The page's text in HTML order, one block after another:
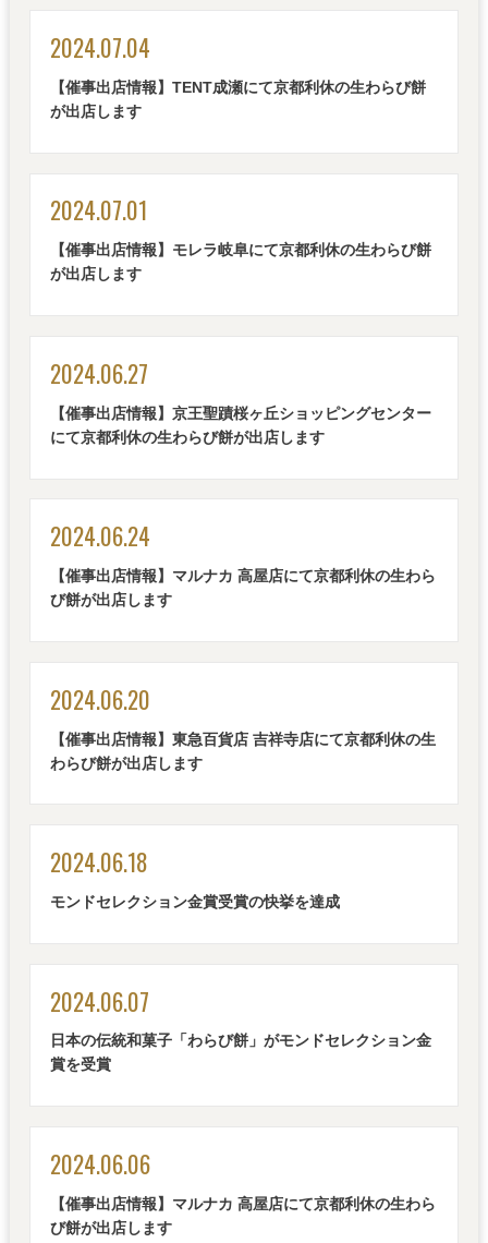
2024.07.04
【催事出店情報】TENT成瀬にて京都利休の生わらび餅
が出店します
2024.07.01
【催事出店情報】モレラ岐阜にて京都利休の生わらび餅
が出店します
2024.06.27
【催事出店情報】京王聖蹟桜ヶ丘ショッピングセンター
にて京都利休の生わらび餅が出店します
2024.06.24
【催事出店情報】マルナカ 高屋店にて京都利休の生わら
び餅が出店します
2024.06.20
【催事出店情報】東急百貨店 吉祥寺店にて京都利休の生
わらび餅が出店します
2024.06.18
モンドセレクション金賞受賞の快挙を達成
2024.06.07
日本の伝統和菓子「わらび餅」がモンドセレクション金
賞を受賞
2024.06.06
【催事出店情報】マルナカ 高屋店にて京都利休の生わら
び餅が出店します